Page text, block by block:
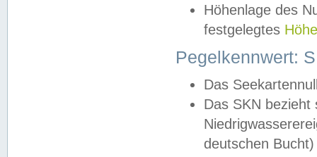
Höhenlage des
festgelegtes
Pegelkennwert:
Das
Das SKN
deutschen